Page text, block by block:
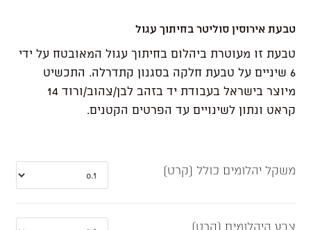
טבעת אירוסין סוליטר בחיתוך עגול
טבעת זו מעוטרת ביהלום בחיתוך עגול המאובטח על ידי
6 שיניים על טבעת חלקה בסגנון קתדרלה. התכשיט
מיוצר בישראל בעבודת יד בזהב לבן/צהוב/ורוד 14
קראט ונתון לשינויים עד הפרטים הקטנים.
משקל יהלומים כולל (קרט)
צבע היהלומים (קרט)